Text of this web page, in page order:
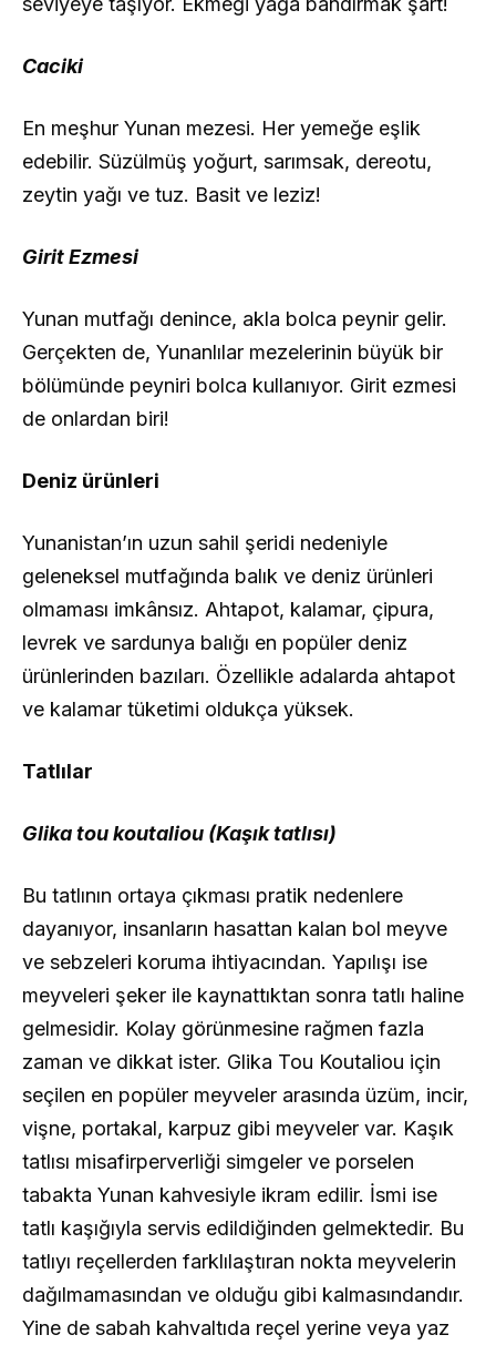
Caciki
En meşhur Yunan mezesi. Her yemeğe eşlik
edebilir. Süzülmüş yoğurt, sarımsak, dereotu,
zeytin yağı ve tuz. Basit ve leziz!
Girit Ezmesi
Yunan mutfağı denince, akla bolca peynir gelir.
Gerçekten de, Yunanlılar mezelerinin büyük bir
bölümünde peyniri bolca kullanıyor. Girit ezmesi
de onlardan biri!
Deniz ürünleri
Yunanistan’ın uzun sahil şeridi nedeniyle
geleneksel mutfağında balık ve deniz ürünleri
olmaması imkânsız. Ahtapot, kalamar, çipura,
levrek ve sardunya balığı en popüler deniz
ürünlerinden bazıları. Özellikle adalarda ahtapot
ve kalamar tüketimi oldukça yüksek.
Tatlılar
Glika tou koutaliou (Kaşık tatlısı)
Bu tatlının ortaya çıkması pratik nedenlere
dayanıyor, insanların hasattan kalan bol meyve
ve sebzeleri koruma ihtiyacından. Yapılışı ise
meyveleri şeker ile kaynattıktan sonra tatlı haline
gelmesidir. Kolay görünmesine rağmen fazla
zaman ve dikkat ister. Glika Tou Koutaliou için
seçilen en popüler meyveler arasında üzüm, incir,
vişne, portakal, karpuz gibi meyveler var. Kaşık
tatlısı misafirperverliği simgeler ve porselen
tabakta Yunan kahvesiyle ikram edilir. İsmi ise
tatlı kaşığıyla servis edildiğinden gelmektedir. Bu
tatlıyı reçellerden farklılaştıran nokta meyvelerin
dağılmamasından ve olduğu gibi kalmasındandır.
Yine de sabah kahvaltıda reçel yerine veya yaz